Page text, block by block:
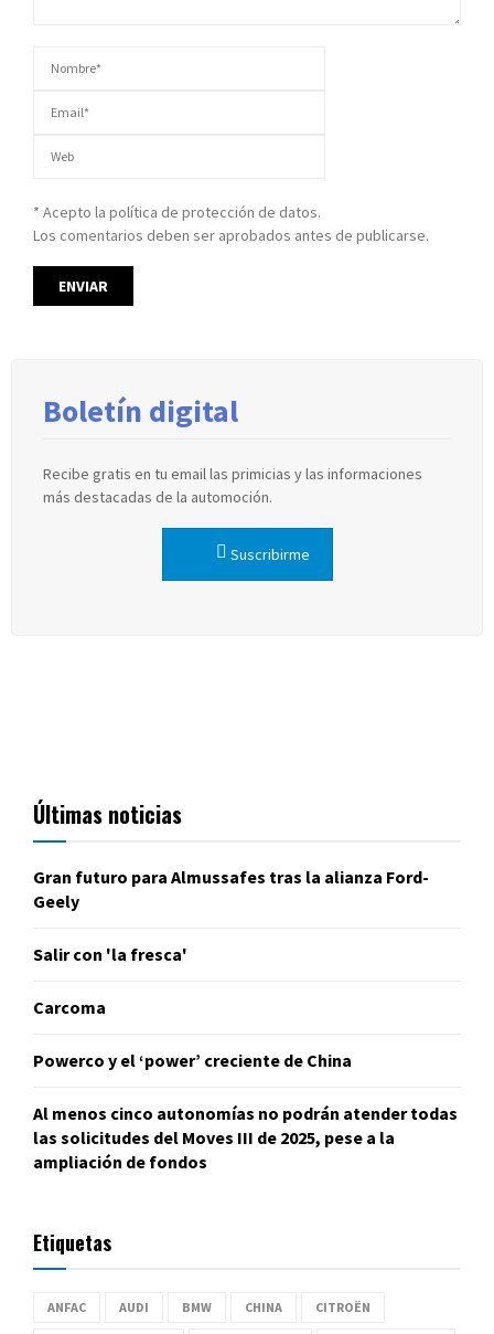
* Acepto la política de protección de datos.
Los comentarios deben ser aprobados antes de publicarse.
Boletín digital
Recibe gratis en tu email las primicias y las informaciones
más destacadas de la automoción.
Suscribirme
Últimas noticias
Gran futuro para Almussafes tras la alianza Ford-
Geely
Salir con 'la fresca'
Carcoma
Powerco y el ‘power’ creciente de China
Al menos cinco autonomías no podrán atender todas
las solicitudes del Moves III de 2025, pese a la
ampliación de fondos
Etiquetas
ANFAC AUDI BMW CHINA CITROËN